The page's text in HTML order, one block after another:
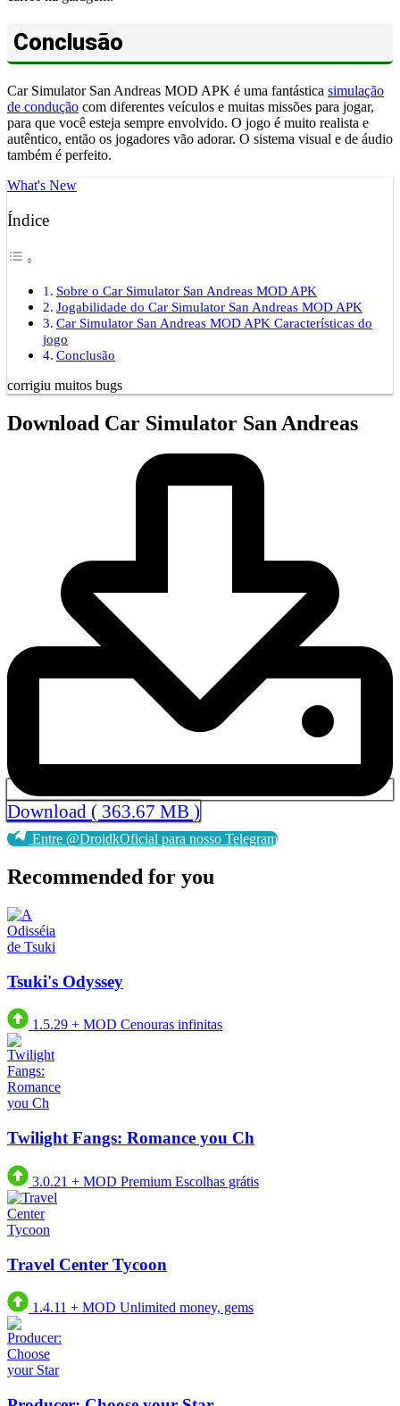
Conclusão
Car Simulator San Andreas MOD APK é uma fantástica simulação
de condução com diferentes veículos e muitas missões para jogar,
para que você esteja sempre envolvido. O jogo é muito realista e
autêntico, então os jogadores vão adorar. O sistema visual e de áudio
também é perfeito.
What's New
Índice
Sobre o Car Simulator San Andreas MOD APK
Jogabilidade do Car Simulator San Andreas MOD APK
Car Simulator San Andreas MOD APK Características do
jogo
Conclusão
corrigiu muitos bugs
Download Car Simulator San Andreas
Download ( 363.67 MB )
Entre @DroidkOficial para nosso Telegram
Recommended for you
Tsuki's Odyssey
1.5.29 + MOD Cenouras infinitas
Twilight Fangs: Romance you Ch
3.0.21 + MOD Premium Escolhas grátis
Travel Center Tycoon
1.4.11 + MOD Unlimited money, gems